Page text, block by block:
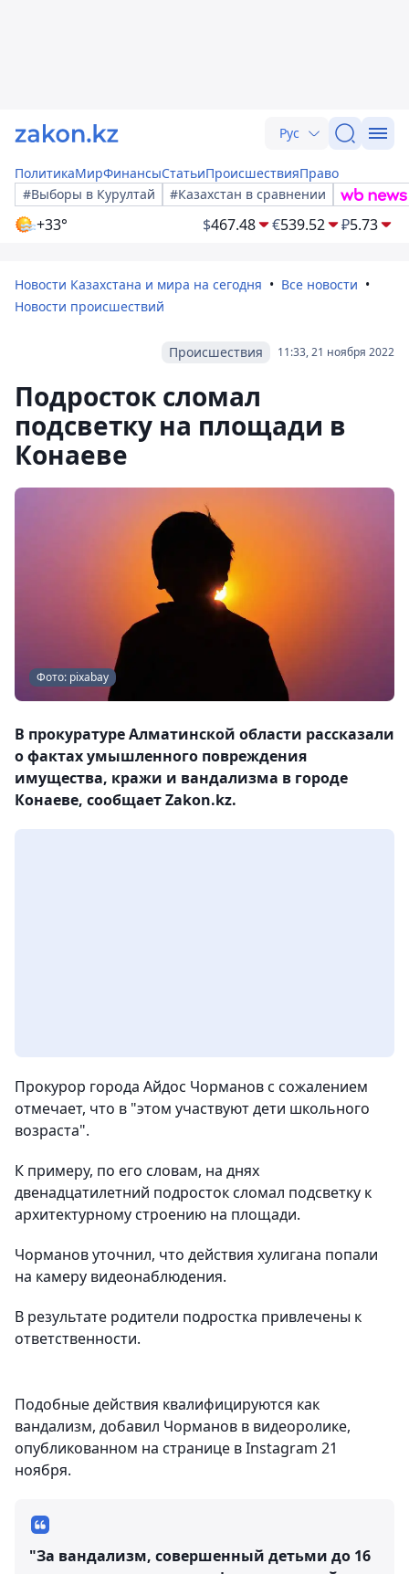
Рус
ПолитикаМирФинансыСтатьиПроисшествияПраво
#Выборы в Курултай
#Казахстан в сравнении
+33° $467.48 €539.52 ₽5.73
Новости Казахстана и мира на сегодня
Все новости
Новости происшествий
11:33, 21 ноября 2022
Происшествия
Подросток сломал
подсветку на площади в
Конаеве
Фото: pixabay
В прокуратуре Алматинской области рассказали
о фактах умышленного повреждения
имущества, кражи и вандализма в городе
Конаеве, сообщает Zakon.kz.
Прокурор города Айдос Чорманов с сожалением
отмечает, что в "этом участвуют дети школьного
возраста".
К примеру, по его словам, на днях
двенадцатилетний подросток сломал подсветку к
архитектурному строению на площади.
Чорманов уточнил, что действия хулигана попали
на камеру видеонаблюдения.
В результате родители подростка привлечены к
ответственности.
Подобные действия квалифицируются как
вандализм, добавил Чорманов в видеоролике,
опубликованном на странице в Instagram 21
ноября.
"За вандализм, совершенный детьми до 16